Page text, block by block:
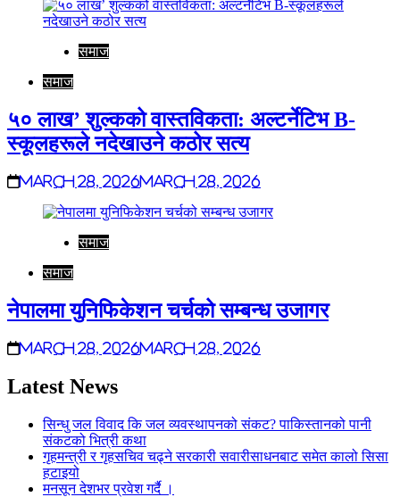
समाज
समाज
५० लाख’ शुल्कको वास्तविकता: अल्टर्नेटिभ B-
स्कूलहरूले नदेखाउने कठोर सत्य
March 28, 2026March 28, 2026
समाज
समाज
नेपालमा युनिफिकेशन चर्चको सम्बन्ध उजागर
March 28, 2026March 28, 2026
Latest News
सिन्धु जल विवाद कि जल व्यवस्थापनको संकट? पाकिस्तानको पानी
संकटको भित्री कथा
गृहमन्त्री र गृहसचिव चढ्ने सरकारी सवारीसाधनबाट समेत कालो सिसा
हटाइयो
मनसून देशभर प्रवेश गर्दै ।